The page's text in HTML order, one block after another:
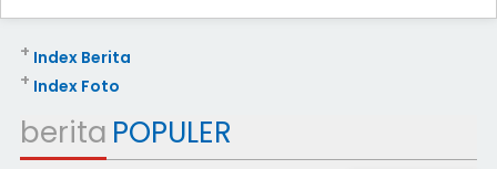
Index Berita
+
Index Foto
+
berita POPULER